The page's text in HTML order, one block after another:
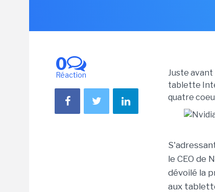
0
Réaction
Juste avant
tablette
quatre
le CEO de
dévoilé la
aux